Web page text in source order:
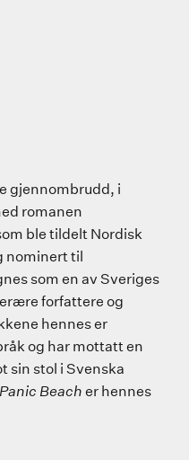
gjennombrudd, i
romanen
ble tildelt Nordisk
nominert til
som en av Sveriges
forfattere og
hennes er
og har mottatt en
sin stol i Svenska
Beacher hennes